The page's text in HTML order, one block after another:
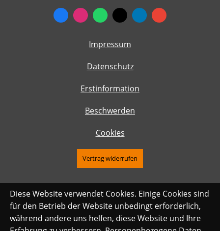
Impressum
Datenschutz
Erstinformation
Beschwerden
Cookies
Vertrag widerrufen
Diese Website verwendet Cookies. Einige Cookies sind
für den Betrieb der Website unbedingt erforderlich,
während andere uns helfen, diese Website und Ihre